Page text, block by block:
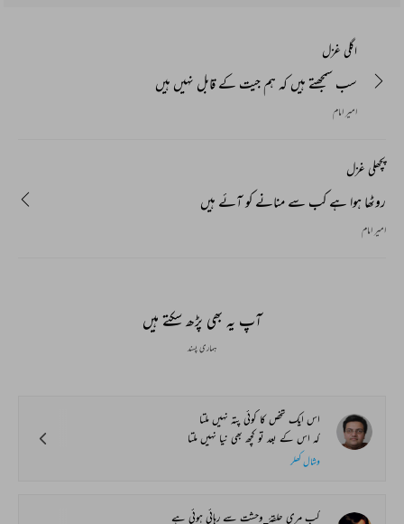
اگلی غزل
سب سمجھتے ہیں کہ ہم جیت کے قابل نہیں ہیں
امیر امام
پچھلی غزل
روٹھا ہوا ہے کب سے منانے کو آئے ہیں
امیر امام
آپ یہ بھی پڑھ سکتے ہیں
ہماری پسند
اس ایک شخص کا کوئی پتہ نہیں ملتا
کہ اس کے بعد تو کچھ بھی نیا نہیں ملتا
وشال کھلر
کب مری حلقۂ_وحشت سے رہائی ہوئی ہے